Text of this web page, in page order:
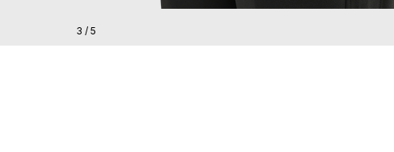
3 / 5